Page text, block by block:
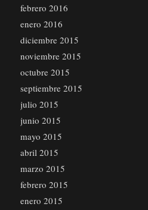
febrero 2016
enero 2016
diciembre 2015
noviembre 2015
octubre 2015
septiembre 2015
julio 2015
junio 2015
mayo 2015
abril 2015
marzo 2015
febrero 2015
enero 2015